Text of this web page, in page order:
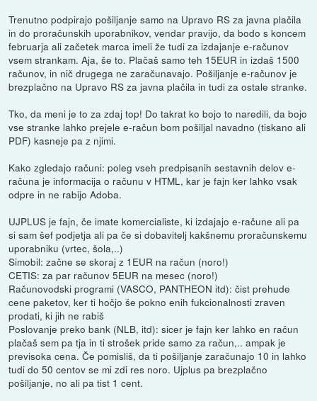
Trenutno podpirajo pošiljanje samo na Upravo RS za javna plačila
in do proračunskih uporabnikov, vendar pravijo, da bodo s koncem
februarja ali začetek marca imeli že tudi za izdajanje e-računov
vsem strankam. Aja, še to. Plačaš samo teh 15EUR in izdaš 1500
računov, in nič drugega ne zaračunavajo. Pošiljanje e-računov je
brezplačno na Upravo RS za javna plačila in tudi za ostale stranke.
Tko, da meni je to za zdaj top! Do takrat ko bojo to naredili, da bojo
vse stranke lahko prejele e-račun bom pošiljal navadno (tiskano ali
PDF) kasneje pa z njimi.
Kako zgledajo računi: poleg vseh predpisanih sestavnih delov e-
računa je informacija o računu v HTML, kar je fajn ker lahko vsak
odpre in ne rabijo Adoba.
UJPLUS je fajn, če imate komercialiste, ki izdajajo e-račune ali pa
si sam šef podjetja ali pa če si dobavitelj kakšnemu proračunskemu
uporabniku (vrtec, šola,..)
Simobil: začne se skoraj z 1EUR na račun (noro!)
CETIS: za par računov 5EUR na mesec (noro!)
Računovodski programi (VASCO, PANTHEON itd): čist prehude
cene paketov, ker ti hočjo še pokno enih fukcionalnosti zraven
prodati, ki jih ne rabiš
Poslovanje preko bank (NLB, itd): sicer je fajn ker lahko en račun
plačaš sem pa tja in ti strošek pride samo za račun,.. ampak je
previsoka cena. Če pomisliš, da ti pošiljanje zaračunajo 10 in lahko
tudi do 50 centov se mi zdi res noro. Ujplus pa brezplačno
pošiljanje, no ali pa tist 1 cent.